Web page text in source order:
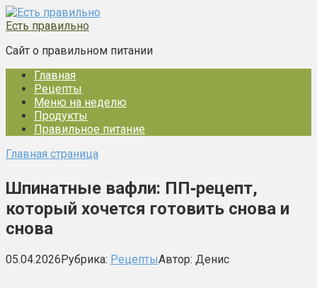
Перейти
к
Есть правильно
Сайт о правильном питании
Главная
Рецепты
Меню на неделю
Продукты
Правильное питание
Главная страница
Шпинатные вафли: ПП‑рецепт,
который хочется готовить снова и
снова
05.04.2026Рубрика: РецептыАвтор: Денис